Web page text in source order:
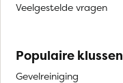
Veelgestelde vragen
Populaire klussen
Gevelreiniging